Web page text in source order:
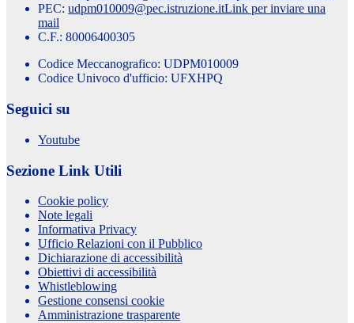
PEC: udpm010009@pec.istruzione.itLink per inviare una
mail
C.F.: 80006400305
Codice Meccanografico: UDPM010009
Codice Univoco d'ufficio: UFXHPQ
Seguici su
Youtube
Sezione Link Utili
Cookie policy
Note legali
Informativa Privacy
Ufficio Relazioni con il Pubblico
Dichiarazione di accessibilità
Obiettivi di accessibilità
Whistleblowing
Gestione consensi cookie
Amministrazione trasparente